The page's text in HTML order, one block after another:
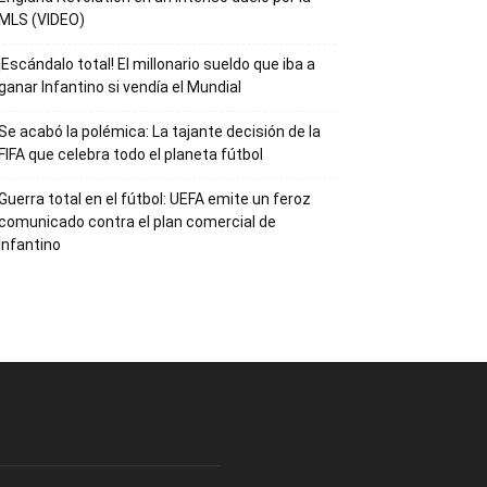
MLS (VIDEO)
total! El millonario sueldo que iba a
Infantino si vendía el Mundial
acabó la polémica: La tajante decisión de la
FIFA que celebra todo el planeta fútbol
total en el fútbol: UEFA emite un feroz
contra el plan comercial de
Infantino